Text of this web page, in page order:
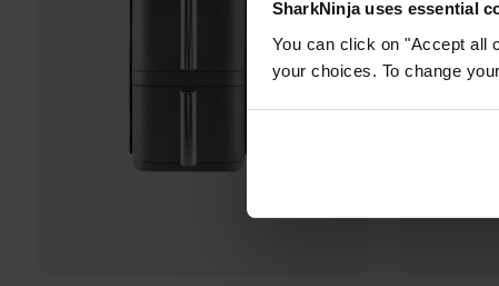
SharkNinja uses essential
You can click on "Accept all
your choices. To change